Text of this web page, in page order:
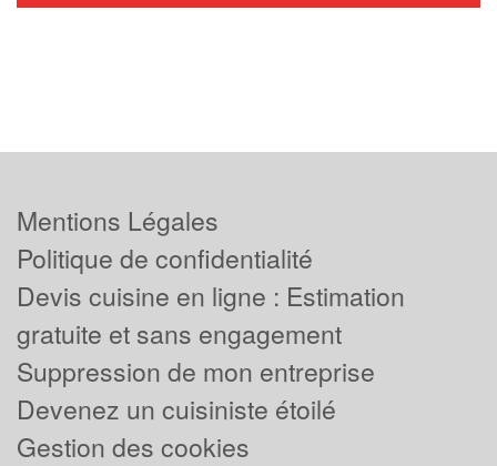
Mentions Légales
Politique de confidentialité
Devis cuisine en ligne : Estimation
gratuite et sans engagement
Suppression de mon entreprise
Devenez un cuisiniste étoilé
Gestion des cookies